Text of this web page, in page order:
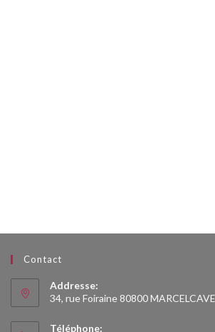
Contact
Addresse:
34, rue Foiraine 80800 MARCELCAVE
Téléphone: